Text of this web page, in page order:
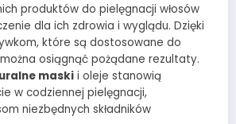
produktów do pielęgnacji włosów
dla ich zdrowia i wyglądu. Dzięki
które są dostosowane do
osiągnąć pożądane rezultaty.
maski i oleje stanowią
w codziennej pielęgnacji,
niezbędnych składników